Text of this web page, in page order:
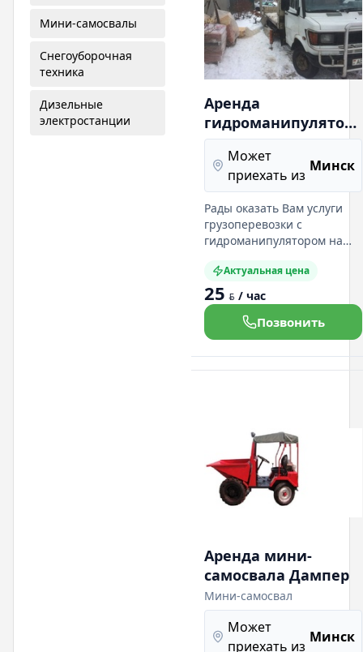
Мини-самосвалы
Снегоуборочная
техника
Дизельные
электростанции
Аренда
гидроманипулятора
на базе мерседес
307D,410D,609D
Может
приехать из
Минск
Рады оказать Вам услуги
грузоперевозки с
гидроманипулятором на
грузоподъемностью 4т.
манипулятор т. Мерседес
410D грузоподъемность 3т.
манипулятор т. Мерседес
307D грузоподъемность 2т.
манипулятор 0,6 т
Перевозим кольца
Актуальная цена
25 BYN / час
Позвонить
Аренда мини-
самосвала Дампер
Мини-самосвал
Может
приехать из
Минск